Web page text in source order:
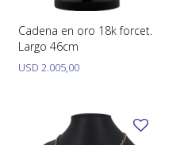
Cadena en oro 18k forcet.
Largo 46cm
USD 2.005,00